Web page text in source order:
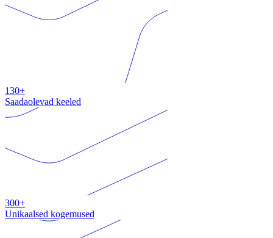
130+
Saadaolevad keeled
300+
Unikaalsed kogemused